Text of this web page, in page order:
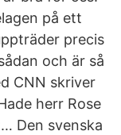
på ett
precis
och är så
CNN skriver
herr Rose
Den svenska